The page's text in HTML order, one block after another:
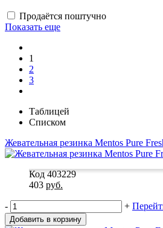
Продаётся поштучно
Показать еще
1
2
3
Таблицей
Списком
Жевательная резинка Mentos Pure
Код 403229
403 руб.
- +
Добавить в корзину